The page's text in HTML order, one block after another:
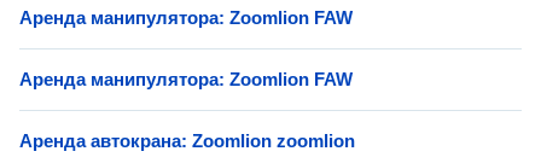
Аренда манипулятора: Zoomlion FAW
Аренда манипулятора: Zoomlion FAW
Аренда автокрана: Zoomlion zoomlion